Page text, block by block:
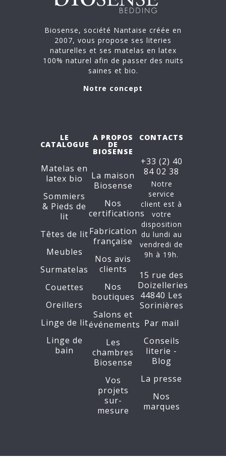
Biosense, société Nantaise créée en
2007, vous propose ses literies
naturelles et ses matelas en latex
100% naturel afin de passer des nuits
saines et bio.
Notre concept
LE
CATALOGUE
Matelas en
latex bio
Sommiers
& Pieds de
lit
Têtes de lit
Meubles
Surmatelas
Couettes
Oreillers
Linge de lit
Linge de
bain
A PROPOS
DE
BIOSENSE
La maison
Biosense
Nos
certifications
Fabrication
française
Nos avis
clients
Nos
boutiques
Salons et
événements
Les
chambres
Biosense
Vos
projets
sur-
mesure
CONTACTS
+33 (2) 40
84 02 38
Notre
service
client est à
votre
disposition
du lundi au
vendredi de
9h à 19h.
15 rue des
Doizelleries
44840 Les
Sorinières
Par mail
Conseils
literie -
Blog
La presse
Nos
marques